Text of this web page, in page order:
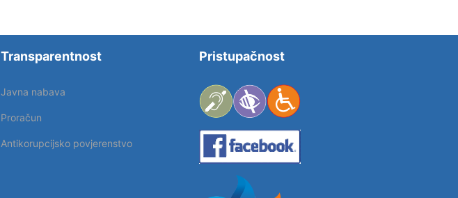
Transparentnost
Javna nabava
Proračun
Antikorupcijsko povjerenstvo
Pristupačnost